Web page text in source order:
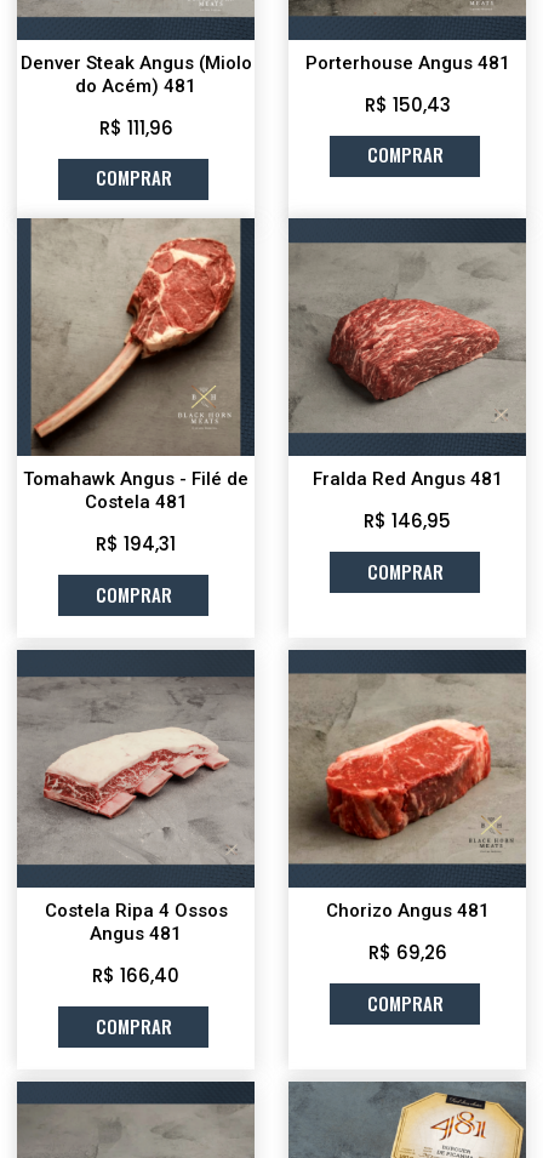
Denver Steak Angus (Miolo
do Acém) 481
R$ 111,96
COMPRAR
Porterhouse Angus 481
R$ 150,43
COMPRAR
Tomahawk Angus - Filé de
Costela 481
R$ 194,31
COMPRAR
Fralda Red Angus 481
R$ 146,95
COMPRAR
Costela Ripa 4 Ossos
Angus 481
R$ 166,40
COMPRAR
Chorizo Angus 481
R$ 69,26
COMPRAR